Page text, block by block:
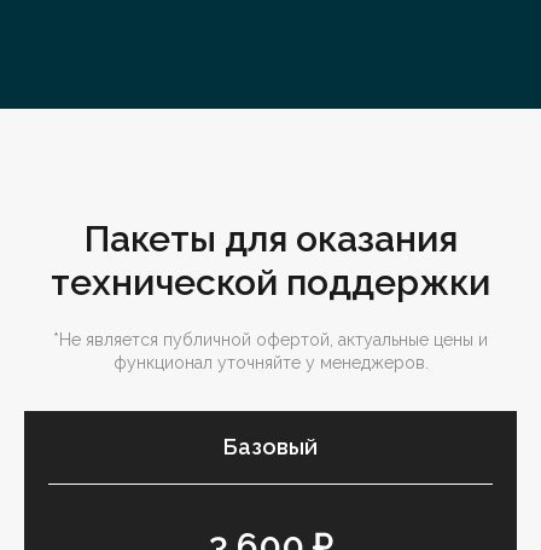
Пакеты для оказания
технической поддержки
*Не является публичной офертой, актуальные цены и
функционал уточняйте у менеджеров.
Базовый